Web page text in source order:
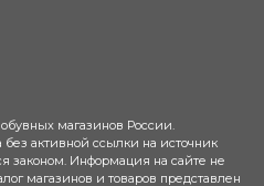
магазинов России.
активной ссылки на источник
законом. Информация на сайте не
магазинов и товаров представлен